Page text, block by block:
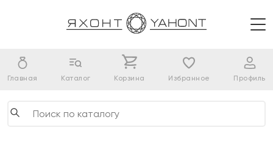
Главная Каталог Корзина Избранное Профиль